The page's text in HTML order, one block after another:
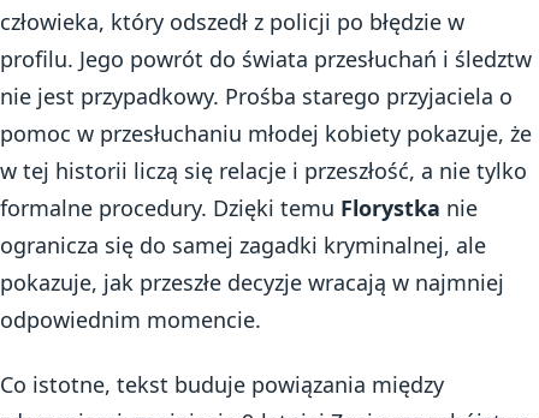
człowieka, który odszedł z policji po błędzie w
profilu. Jego powrót do świata przesłuchań i śledztw
nie jest przypadkowy. Prośba starego przyjaciela o
pomoc w przesłuchaniu młodej kobiety pokazuje, że
w tej historii liczą się relacje i przeszłość, a nie tylko
formalne procedury. Dzięki temu Florystka nie
ogranicza się do samej zagadki kryminalnej, ale
pokazuje, jak przeszłe decyzje wracają w najmniej
odpowiednim momencie.
Co istotne, tekst buduje powiązania między